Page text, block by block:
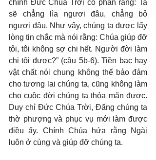
chính Đức Chúa Trời có phán rằng: Ta
sẽ chẳng lìa ngươi đâu, chẳng bỏ
ngươi đâu. Như vậy, chúng ta được lấy
lòng tin chắc mà nói rằng: Chúa giúp đỡ
tôi, tôi không sợ chi hết. Người đời làm
chi tôi được?” (câu 5b-6). Tiền bạc hay
vật chất nói chung không thể bảo đảm
cho tương lai chúng ta, cũng không làm
cho cuộc đời chúng ta thỏa mãn được.
Duy chỉ Đức Chúa Trời, Đấng chúng ta
thờ phượng và phục vụ mới làm được
điều ấy. Chính Chúa hứa rằng Ngài
luôn ở cùng và giúp đỡ chúng ta.